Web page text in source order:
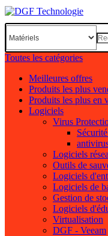
Toutes les catégories
Meilleures offres
Produits les plus
Produits les plus en
Logiciels
Virus
Logiciels
Outils de
Logiciels
Logiciels de
Gestion de
Logiciels
Virtualisation
DGF - Veeam